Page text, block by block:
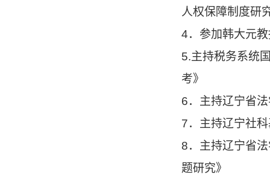
人权保障制度研
4．参加韩大元
5.主持税务系统
考》
6．主持辽宁省
7．主持辽宁社
8．主持辽宁省
题研究》